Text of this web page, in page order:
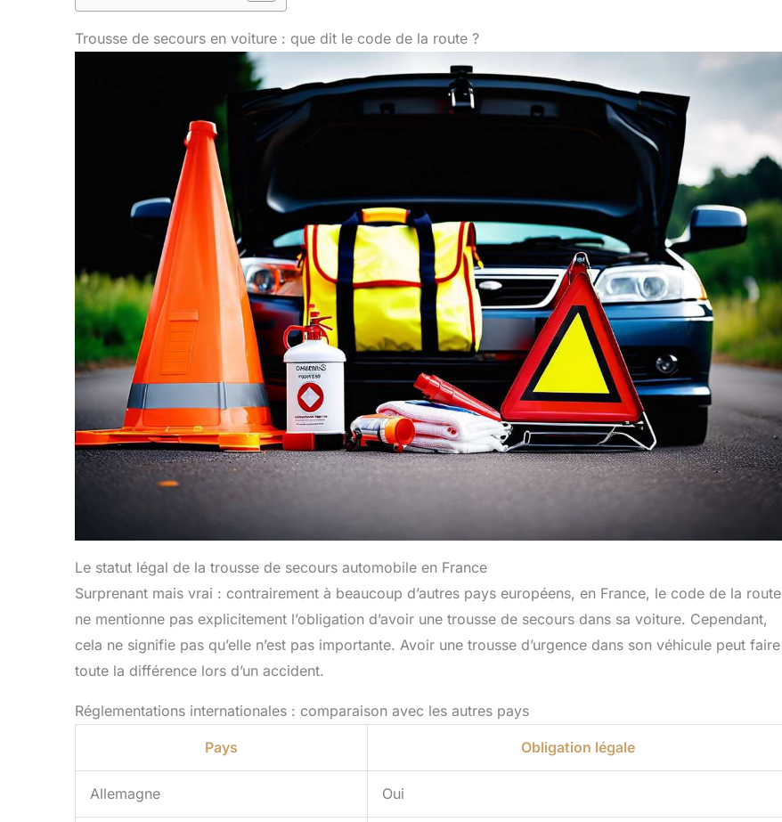
Trousse de secours en voiture : que dit le code de la route ?
Le statut légal de la trousse de secours automobile en France
Surprenant mais vrai : contrairement à beaucoup d’autres pays européens, en France, le code de la route
ne mentionne pas explicitement l’obligation d’avoir une trousse de secours dans sa voiture. Cependant,
cela ne signifie pas qu’elle n’est pas importante. Avoir une trousse d’urgence dans son véhicule peut faire
toute la différence lors d’un accident.
Réglementations internationales : comparaison avec les autres pays
Pays Obligation légale
Allemagne Oui